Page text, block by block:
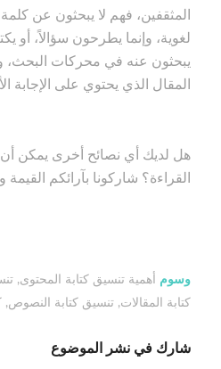
المثقفين، فهم لا يبحثون عن
لغوية، وإنما يطرحون سؤالاً، أو
يبحثون عنه في محركات البحث،
المقال الذي يحتوي على الإجابة
هل لديك أي نصائح أخرى يمكن
القراءة؟ شاركونا بآرائكم
وسوم أهمية تنسيق كتابة المحتوى,
كتابة المقالات, تنسيق كتابة النصوص,
شارك في نشر الموضوع